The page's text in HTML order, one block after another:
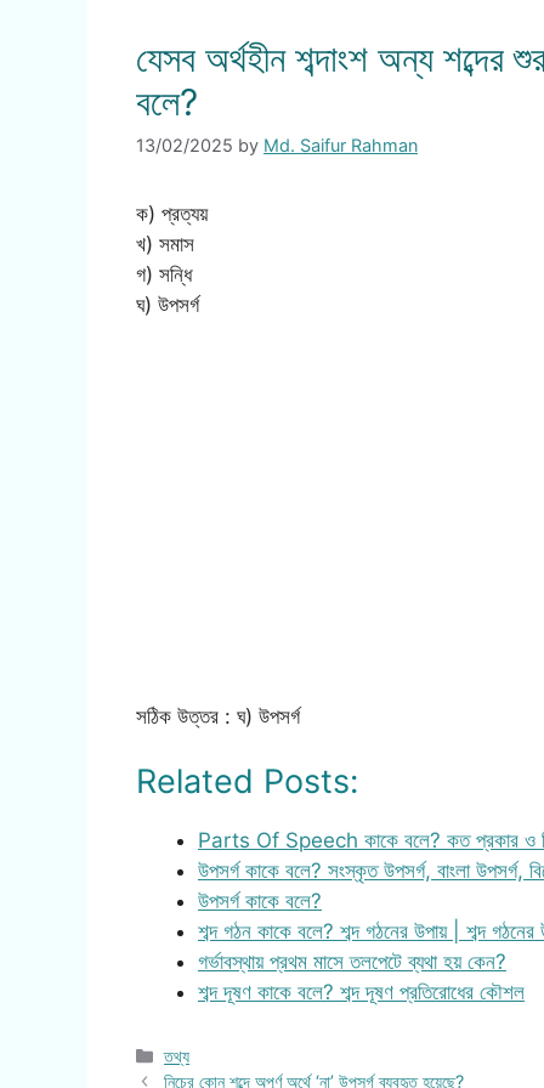
যেসব অর্থহীন শব্দাংশ অন্য
বলে?
13/02/2025 by Md. Saifur Rahman
ক) প্রত্যয়
খ) সমাস
গ) সন্ধি
ঘ) উপসর্গ
সঠিক উত্তর : ঘ) উপসর্গ
Related Posts:
Parts Of Speech কাকে বলে? কত প্রকার ও
উপসর্গ কাকে বলে? সংস্কৃত উপসর্গ, বাংলা উপসর্গ,
উপসর্গ কাকে বলে?
শব্দ গঠন কাকে বলে? শব্দ গঠনের উপায় | শব্দ গঠনের
গর্ভাবস্থায় প্রথম মাসে তলপেটে ব্যথা হয় কেন?
শব্দ দূষণ কাকে বলে? শব্দ দূষণ প্রতিরোধের কৌশল
Categories
তথ্য
নিচের কোন শব্দে অপূর্ণ অর্থে ‘না’ উপসর্গ ব্যবহৃত হয়েছে?